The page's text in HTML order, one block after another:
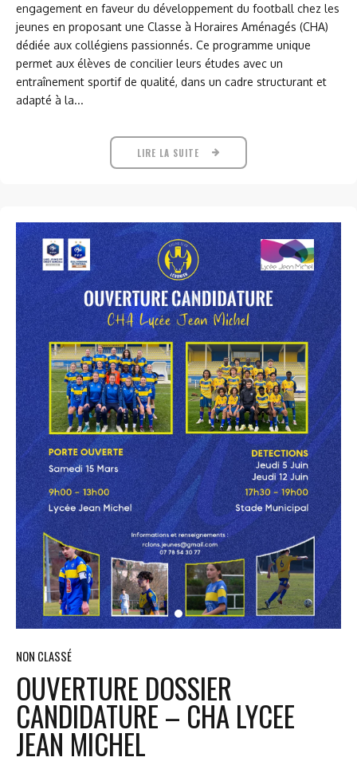
engagement en faveur du développement du football chez les
jeunes en proposant une Classe à Horaires Aménagés (CHA)
dédiée aux collégiens passionnés. Ce programme unique
permet aux élèves de concilier leurs études avec un
entraînement sportif de qualité, dans un cadre structurant et
adapté à la...
LIRE LA SUITE
NON CLASSÉ
OUVERTURE DOSSIER
CANDIDATURE – CHA LYCEE
JEAN MICHEL